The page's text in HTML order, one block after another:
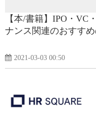
【本/書籍】IPO・VC
ナンス関連のおすす
2021-03-03 00:50